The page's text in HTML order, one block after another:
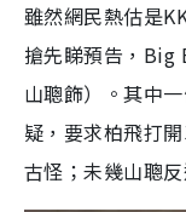
雖然網民熱估是
搶先睇預告，Big
山聰飾）。其中
疑，要求柏飛打
古怪；未幾山聰